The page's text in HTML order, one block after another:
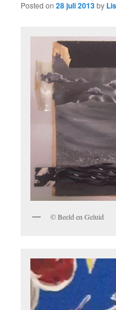
Posted on28 juli 2013by
© Beeld en Geluid